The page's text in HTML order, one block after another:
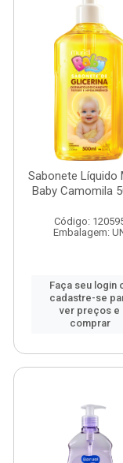
Sabonete Líquido
Baby Camomila
Código:
Embalagem:
Faça seu login
cadastre-se
ver preços e
comprar